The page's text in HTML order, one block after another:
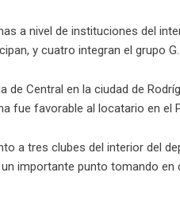
a nivel de instituciones del
y cuatro integran el grupo G.
de Central en la ciudad de
fue favorable al locatario en el
a tres clubes del interior del
importante punto tomando